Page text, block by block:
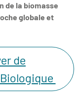
de la biomasse
globale et
de